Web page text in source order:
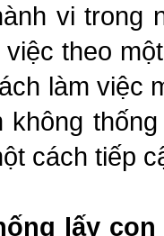
vi trong
việc theo
làm việc
không
cách tiếp
lấy